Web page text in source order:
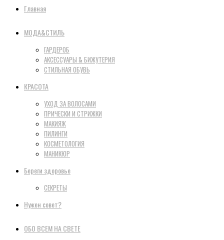
Главная
МОДА&СТИЛЬ
ГАРДЕРОБ
АКСЕССУАРЫ & БИЖУТЕРИЯ
СТИЛЬНАЯ ОБУВЬ
КРАСОТА
УХОД ЗА ВОЛОСАМИ
ПРИЧЕСКИ И СТРИЖКИ
МАКИЯЖ
ПИЛИНГИ
КОСМЕТОЛОГИЯ
МАНИКЮР
Береги здоровье
СЕКРЕТЫ
Нужен совет?
ОБО ВСЕМ НА СВЕТЕ